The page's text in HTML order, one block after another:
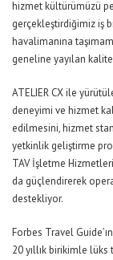
hizmet kültürümüzü
gerçekleştirdiğimiz iş
havalimanına
geneline yayılan
ATELIER CX ile
deneyimi ve hizmet
edilmesini, hizmet
yetkinlik geliştirme
TAV İşletme
da güçlendirerek
destekliyor.
Forbes Travel
20 yıllık birikimle